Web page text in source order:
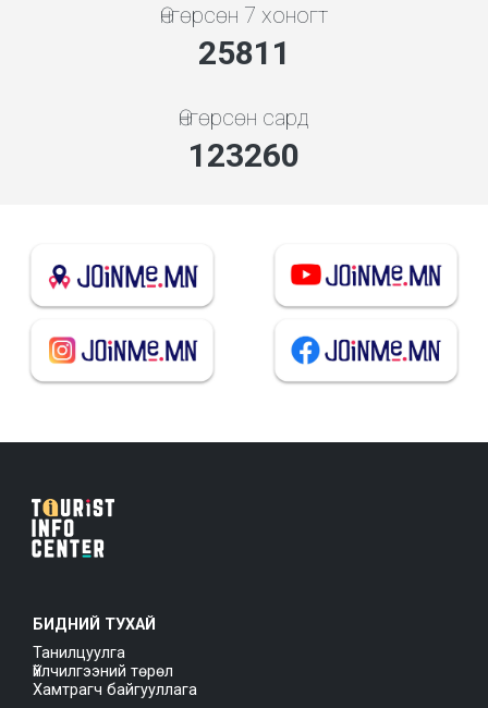
Өнгөрсөн 7 хоногт
27797
Өнгөрсөн сард
132741
БИДНИЙ ТУХАЙ
Танилцуулга
Үйлчилгээний төрөл
Хамтрагч байгууллага